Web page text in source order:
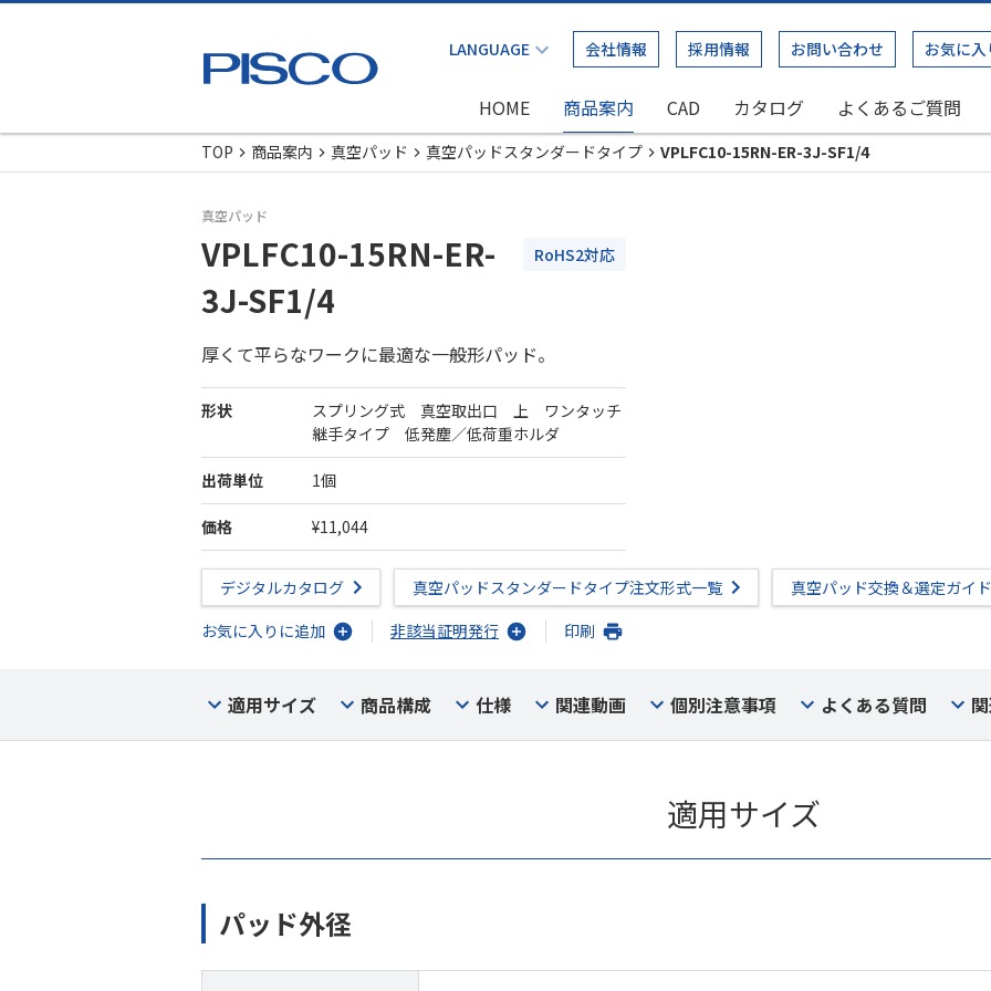
会社情報 採用情報 お問い合わせ お気に入
HOME 商品案内 CAD カタログ よくあるご質問
TOP
商品案内 真空パッド 真空パッドスタンダードタイプ VPLFC10-15RN-ER-3J-SF1/4
真空パッド
VPLFC10-15RN-ER-
3J-SF1/4
RoHS2対応
厚くて平らなワークに最適な一般形パッド。
形状
スプリング式 真空取出口 上 ワンタッチ
継手タイプ 低発塵／低荷重ホルダ
出荷単位 1個
価格 ¥11,044
デジタルカタログ 真空パッドスタンダードタイプ注文形式一覧
真空パッド交換＆選定ガイド
お気に入りに追加
非該当証明発行 印刷
適用サイズ 商品構成 仕様 関連動画 個別注意事項 よくある質問
適用サイズ
パッド外径